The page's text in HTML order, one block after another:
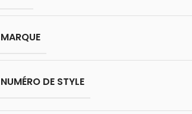
MARQUE
NUMÉRO DE STYLE